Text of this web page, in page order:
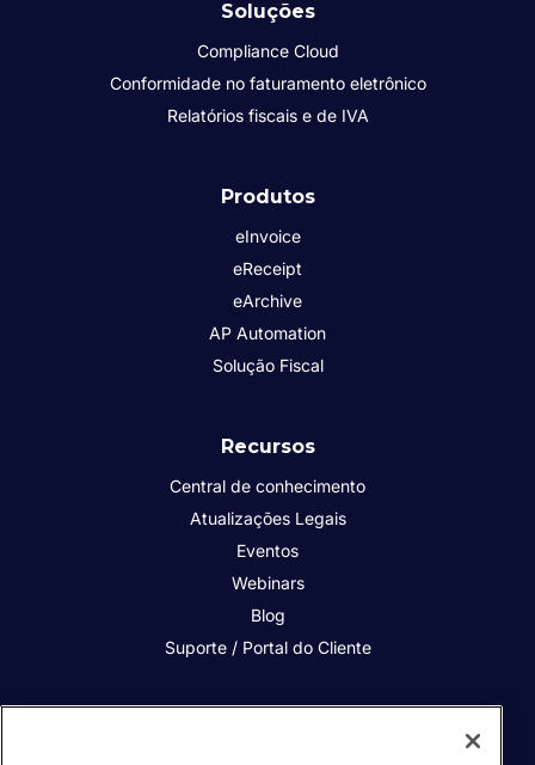
Soluções
Compliance Cloud
Conformidade no faturamento eletrônico
Relatórios fiscais e de IVA
Produtos
eInvoice
eReceipt
eArchive
AP Automation
Solução Fiscal
Recursos
Central de conhecimento
Atualizações Legais
Eventos
Webinars
Blog
Suporte / Portal do Cliente